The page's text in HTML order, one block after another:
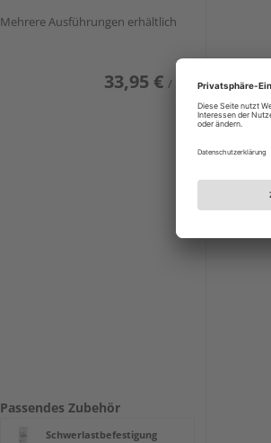
Mehrere Ausführungen erhältlich
33,95 € / Stk.
Passendes Zubehör
Schwerlastbefestigung